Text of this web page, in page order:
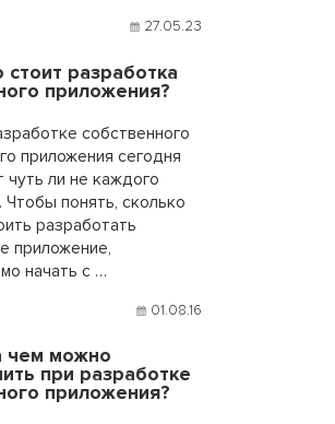
27.05.23
стоит разработка
приложения?
собственного
приложения сегодня
ли не каждого
Чтобы понять, сколько
разработать
приложение,
начать с …
01.08.16
чем можно
при разработке
приложения?